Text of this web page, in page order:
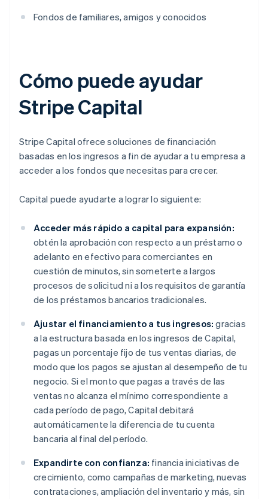
Fondos de familiares, amigos y conocidos
Cómo puede ayudar
Stripe Capital
Stripe Capital ofrece soluciones de financiación
basadas en los ingresos a fin de ayudar a tu empresa a
acceder a los fondos que necesitas para crecer.
Capital puede ayudarte a lograr lo siguiente:
Acceder más rápido a capital para expansión:
obtén la aprobación con respecto a un préstamo o
adelanto en efectivo para comerciantes en
cuestión de minutos, sin someterte a largos
procesos de solicitud ni a los requisitos de garantía
de los préstamos bancarios tradicionales.
Ajustar el financiamiento a tus ingresos: gracias
a la estructura basada en los ingresos de Capital,
pagas un porcentaje fijo de tus ventas diarias, de
modo que los pagos se ajustan al desempeño de tu
negocio. Si el monto que pagas a través de las
ventas no alcanza el mínimo correspondiente a
cada período de pago, Capital debitará
automáticamente la diferencia de tu cuenta
bancaria al final del período.
Expandirte con confianza: financia iniciativas de
crecimiento, como campañas de marketing, nuevas
contrataciones, ampliación del inventario y más, sin